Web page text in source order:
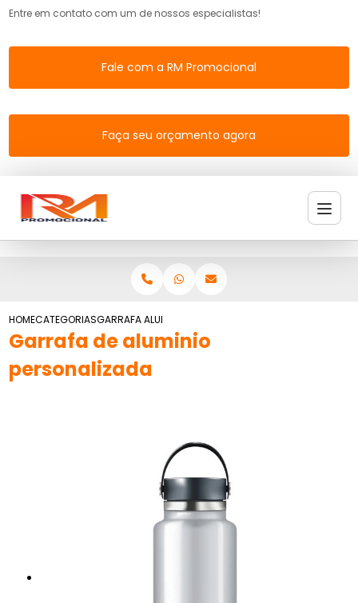
Entre em contato com um de nossos especialistas!
Fale com a RM Promocional
Faça seu orçamento agora
HOMECATEGORIASGARRAFA ALUMINIO PERSONALIZADA
Garrafa de aluminio
personalizada